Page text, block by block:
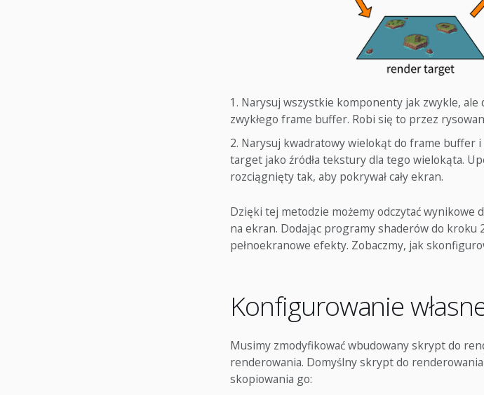
Narysuj wszystkie komponenty jak zwykle,
zwykłego frame buffer. Robi się to przez
Narysuj kwadratowy wielokąt do frame buffer
target jako źródła tekstury dla tego wielokąta.
rozciągnięty tak, aby pokrywał cały ekran.
Dzięki tej metodzie możemy odczytać wynikowe
na ekran. Dodając programy shaderów do kroku
pełnoekranowe efekty. Zobaczmy, jak
Konfigurowanie
Musimy zmodyfikować wbudowany skrypt do
renderowania. Domyślny skrypt do
skopiowania go: